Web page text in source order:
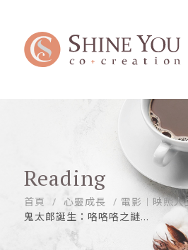
Reading
首頁 心靈成長 電影︱映照人
鬼太郎誕生：咯咯咯之謎...